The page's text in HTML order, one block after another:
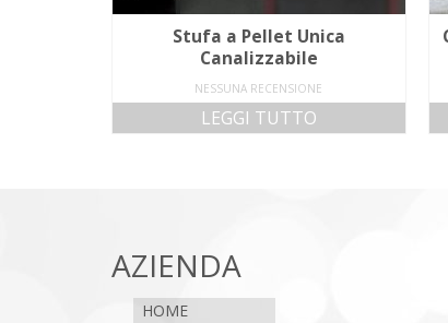
Stufa a Pellet Unica
Canalizzabile
NESSUNA RECENSIONE
LEGGI TUTTO
AZIENDA
HOME